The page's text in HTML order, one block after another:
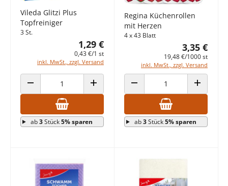
Vileda Glitzi Plus
Topfreiniger
3 St.
1,29 €
0,43 €/1 st
inkl. MwSt., zzgl. Versand
ANZAHL VERRINGERN ANZAHL ERHÖHEN
ab3Stück5% sparen
Regina Küchenrollen
mit Herzen
4 x 43 Blatt
3,35 €
19,48 €/1000 st
inkl. MwSt., zzgl. Versand
ANZAHL VERRINGERN ANZAHL
ab3Stück5% sparen